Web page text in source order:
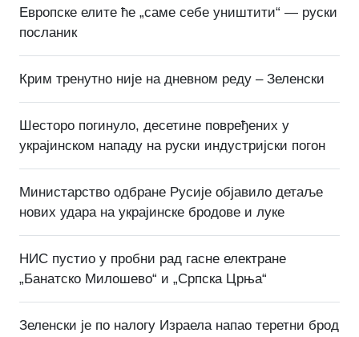
Европске елите ће „саме себе уништити“ — руски
посланик
Крим тренутно није на дневном реду – Зеленски
Шесторо погинуло, десетине повређених у
украјинском нападу на руски индустријски погон
Министарство одбране Русије објавило детаље
нових удара на украјинске бродове и луке
НИС пустио у пробни рад гасне електране
„Банатско Милошево“ и „Српска Црња“
Зеленски је по налогу Израела напао теретни брод